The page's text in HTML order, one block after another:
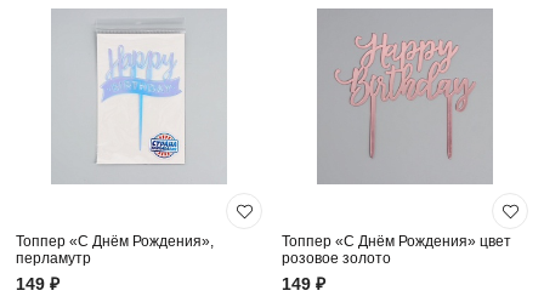
Топпер «С Днём Рождения»,
перламутр
149 ₽
Топпер «С Днём Рождения» цвет
розовое золото
149 ₽